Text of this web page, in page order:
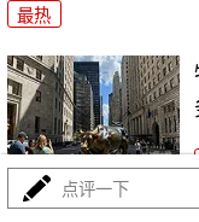
最热
点评一下